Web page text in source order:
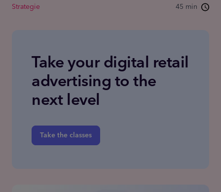
Strategie 45 min
Take your digital retail
advertising to the
next level
Take the classes